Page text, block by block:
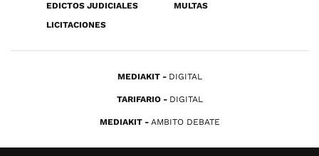
EDICTOS JUDICIALES
MULTAS
LICITACIONES
MEDIAKIT DIGITAL
TARIFARIO DIGITAL
MEDIAKIT AMBITO DEBATE